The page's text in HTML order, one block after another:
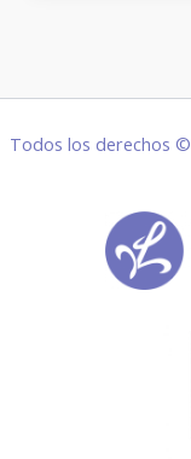
Todos los derechos